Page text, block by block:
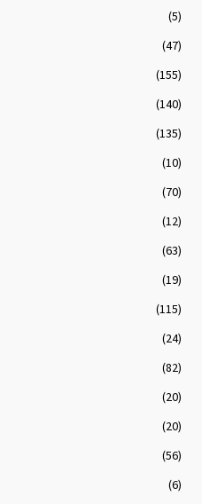
(5)
(47)
(155)
(140)
(135)
(10)
(70)
(12)
(63)
(19)
(115)
(24)
(82)
(20)
(20)
(56)
(6)